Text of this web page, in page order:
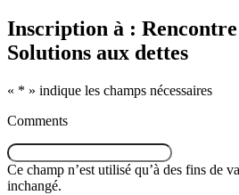
Inscription à :
Solutions aux dettes
« * » indique les champs nécessaires
Comments
Ce champ n’est utilisé qu’à des fins de
inchangé.